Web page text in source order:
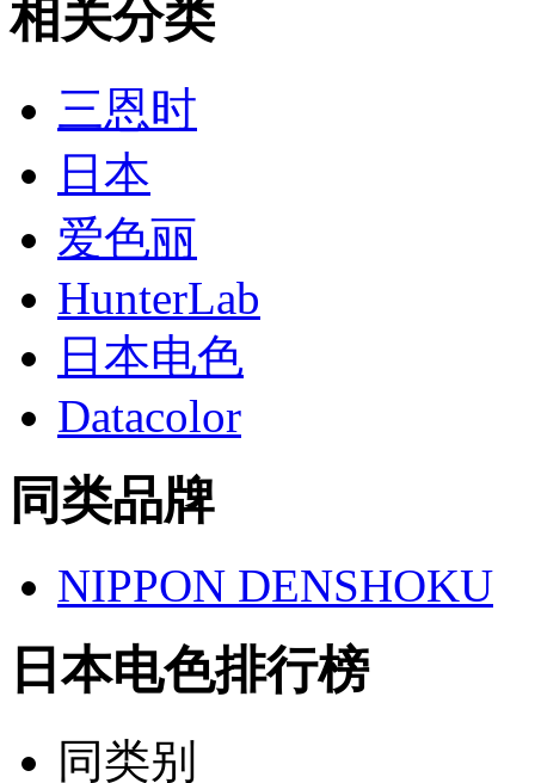
相关分类
三恩时
日本
爱色丽
HunterLab
日本电色
Datacolor
同类品牌
NIPPON DENSHOKU
日本电色排行榜
同类别